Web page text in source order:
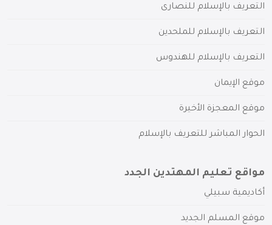
التعريف بالإسلام للنصارى
التعريف بالإسلام للملحدين
التعريف بالإسلام للهندوس
موقع الإيمان
موقع المعجزة الأخيرة
الحوار المباشر للتعريف بالإسلام
مواقع تعليم المهتدين الجدد
أكاديمية سبيلي
موقع المسلم الجديد